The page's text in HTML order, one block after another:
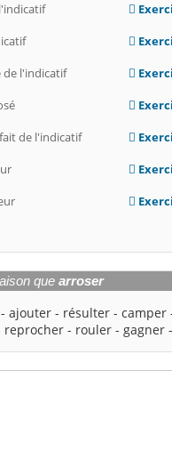
de l'indicatif
de l'indicatif
quearroser
-ajouter - résulter -camper
reprocher - rouler -gagner -